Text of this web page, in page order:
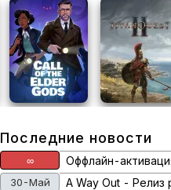
Последние новости
∞ Оффлайн-
30-Май A Way Out - Релиз